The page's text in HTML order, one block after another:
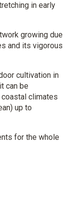
in early
growing due
and its vigorous
cultivation in
can be
climates
up to
for the whole